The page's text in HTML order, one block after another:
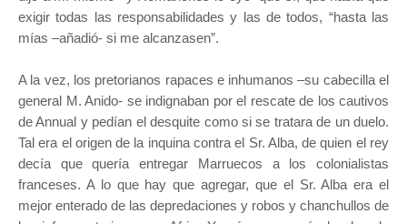
exigir todas las responsabilidades y las de todos, “hasta las
mías –añadió- si me alcanzasen”.
A la vez, los pretorianos rapaces e inhumanos –su cabecilla el
general M. Anido- se indignaban por el rescate de los cautivos
de Annual y pedían el desquite como si se tratara de un duelo.
Tal era el origen de la inquina contra el Sr. Alba, de quien el rey
decía que quería entregar Marruecos a los colonialistas
franceses. A lo que hay que agregar, que el Sr. Alba era el
mejor enterado de las depredaciones y robos y chanchullos de